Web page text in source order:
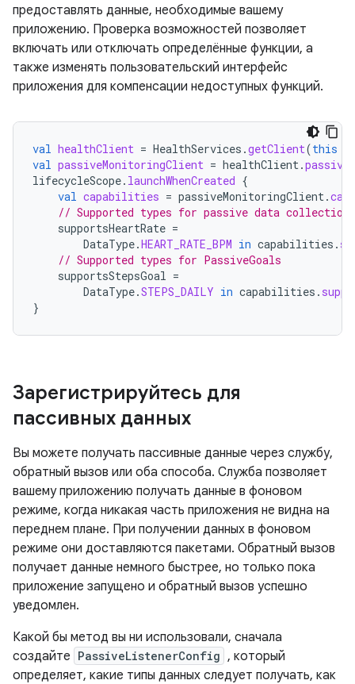
предоставлять данные, необходимые вашему
приложению. Проверка возможностей позволяет
включать или отключать определённые функции, а
также изменять пользовательский интерфейс
приложения для компенсации недоступных функций.
val healthClient = HealthServices .getClient(this
val passiveMonitoringClient = healthClient.
lifecycleScope. launchWhenCreated {
val capabilities = passiveMonitoringClient.
// Supported types for passive data collection
supportsHeartRate =
DataType.HEART_RATE_BPM in capabilities .
// Supported types for PassiveGoals
supportsStepsGoal =
DataType.STEPS_DAILY in capabilities .
}
Зарегистрируйтесь для
пассивных данных
Вы можете получать пассивные данные через службу,
обратный вызов или оба способа. Служба позволяет
вашему приложению получать данные в фоновом
режиме, когда никакая часть приложения не видна на
переднем плане. При получении данных в фоновом
режиме они доставляются пакетами. Обратный вызов
получает данные немного быстрее, но только пока
приложение запущено и обратный вызов успешно
уведомлен.
Какой бы метод вы ни использовали, сначала
создайте PassiveListenerConfig , который
определяет, какие типы данных следует получать, как